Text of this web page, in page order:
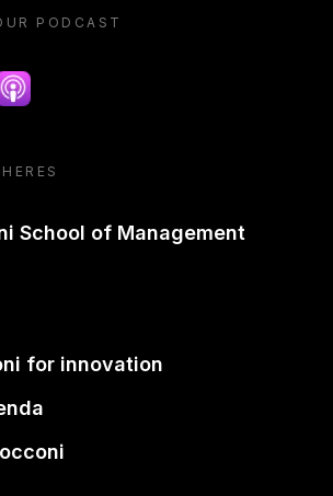
PODCAST
podcast
School of Management
for innovation